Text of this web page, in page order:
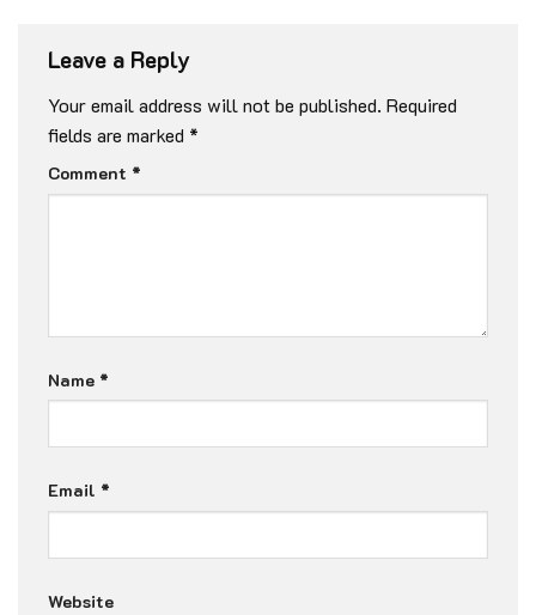
Leave a Reply
Your email address will not be published. Required
fields are marked *
Comment *
Name *
Email *
Website